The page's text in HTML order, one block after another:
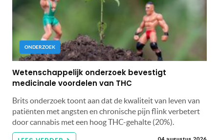
ONDERZOEK
Wetenschappelijk onderzoek bevestigt
medicinale voordelen van THC
Brits onderzoek toont aan dat de kwaliteit van leven van
patiënten met angsten en chronische pijn flink verbetert
door cannabis met een hoog THC-gehalte (20%).